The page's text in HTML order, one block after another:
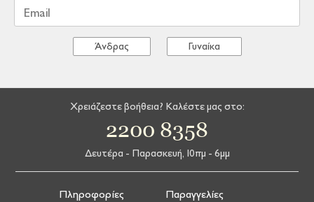
Email
Άνδρας Γυναίκα
Χρειάζεστε βοήθεια? Καλέστε μας στο:
2200 8358
Δευτέρα - Παρασκευή, 10πμ - 6μμ
Πληροφορίες Παραγγελίες